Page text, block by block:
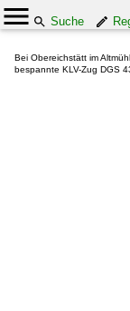
Suche
Bei Obereichstätt im
bespannte KLV-Zug DGS